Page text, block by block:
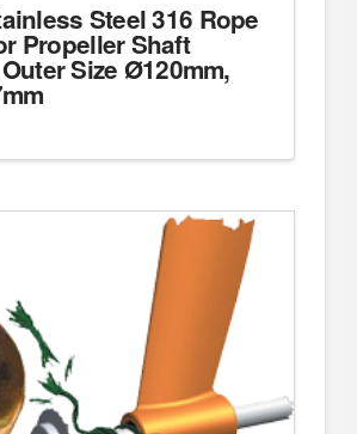
Steel 316 Rope
Propeller Shaft
Size Ø120mm,